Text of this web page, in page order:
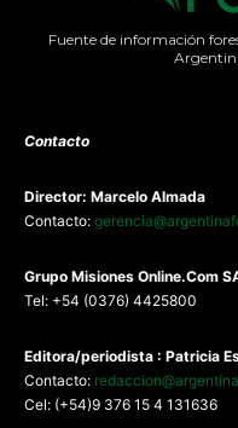
Fuente de información
Contacto
Director: Marcelo Almada
Contacto:
Grupo Misiones Online.Com
Tel: +54 (0376) 4425800
Editora/periodista : Patricia
Contacto:
Cel: (+54)9 376 15 4 131636